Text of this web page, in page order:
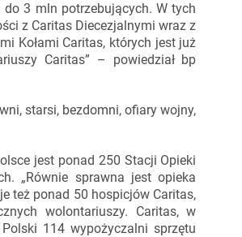
3 mln potrzebujących. W tych
z Caritas Diecezjalnymi wraz z
Kołami Caritas, których jest już
Caritas” – powiedział bp
starsi, bezdomni, ofiary wojny,
jest ponad 250 Stacji Opieki
„Równie sprawna jest opieka
też ponad 50 hospicjów Caritas,
wolontariuszy. Caritas, w
114 wypożyczalni sprzętu